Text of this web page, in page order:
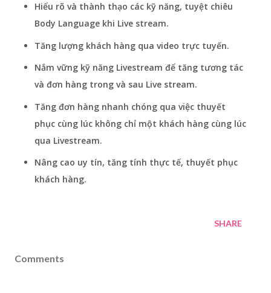
Hiểu rõ và thành thạo các kỹ năng, tuyệt chiêu
Body Language khi Live stream.
Tăng lượng khách hàng qua video trực tuyến.
Nắm vững kỹ năng Livestream để tăng tương tác
và đơn hàng trong và sau Live stream.
Tăng đơn hàng nhanh chóng qua việc thuyết
phục cùng lúc không chỉ một khách hàng cùng lúc
qua Livestream.
Nâng cao uy tín, tăng tính thực tế, thuyết phục
khách hàng.
SHARE
Comments